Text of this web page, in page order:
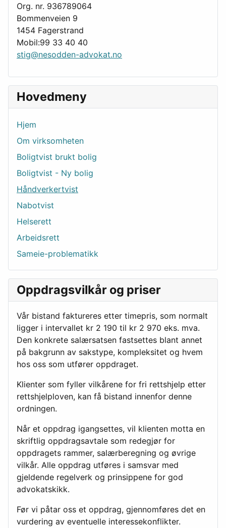
Org. nr. 936789064
Bommenveien 9
1454 Fagerstrand
Mobil:99 33 40 40
stig@nesodden-advokat.no
Hovedmeny
Hjem
Om virksomheten
Boligtvist brukt bolig
Boligtvist - Ny bolig
Håndverkertvist
Nabotvist
Helserett
Arbeidsrett
Sameie-problematikk
Oppdragsvilkår og priser
Vår bistand faktureres etter timepris, som normalt
ligger i intervallet kr 2 190 til kr 2 970 eks. mva.
Den konkrete salærsatsen fastsettes blant annet
på bakgrunn av sakstype, kompleksitet og hvem
hos oss som utfører oppdraget.
Klienter som fyller vilkårene for fri rettshjelp etter
rettshjelploven, kan få bistand innenfor denne
ordningen.
Når et oppdrag igangsettes, vil klienten motta en
skriftlig oppdragsavtale som redegjør for
oppdragets rammer, salærberegning og øvrige
vilkår. Alle oppdrag utføres i samsvar med
gjeldende regelverk og prinsippene for god
advokatskikk.
Før vi påtar oss et oppdrag, gjennomføres det en
vurdering av eventuelle interessekonflikter.